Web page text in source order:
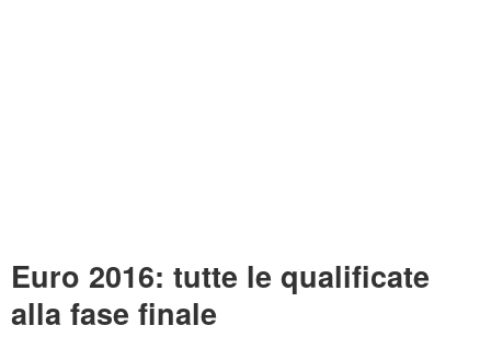
Euro 2016: tutte le qualificate
alla fase finale